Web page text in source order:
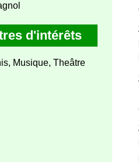
d'intérêts
Musique, Theâtre